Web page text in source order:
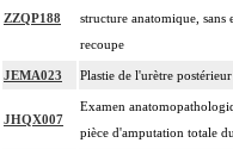
ZZQP188
structure anatomique, sans
recoupe
JEMA023 Plastie de l'urètre
JHQX007
Examen
pièce d'amputation totale